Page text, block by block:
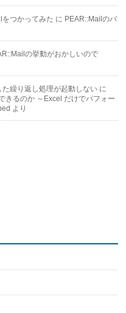
つかってみた に PEAR::Mailのバ
の挙動がおかしいので
繰り返し処理が起動しない に
きるのか ～Excel だけでパフォー
より